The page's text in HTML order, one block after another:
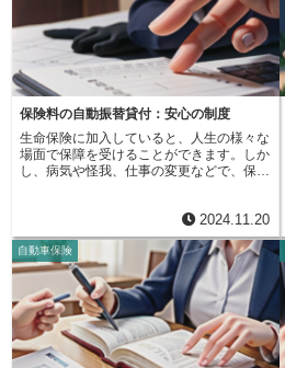
保険料の自動振替貸付：安心の制度
生命保険に加入していると、人生の様々な
場面で保障を受けることができます。しか
し、病気や怪我、仕事の変更などで、保険
払いを助けてくれる便利な仕組みがありま
す。それが「自動振替貸付」です。自動振
替貸付とは、保険料の支払いをうっかり忘
れてしまった場合、保険会社が代わりに立
て替えてくれる制度です。支払期日を過ぎ
ても、解約返戻金があれば、そこから自動
的に保険料が支払われます。つまり、うっ
かり忘れていても、保険契約がすぐに失効
することはありません。まるで保険料の支
2024.11.20
自動車保険
e
c
e
b
a